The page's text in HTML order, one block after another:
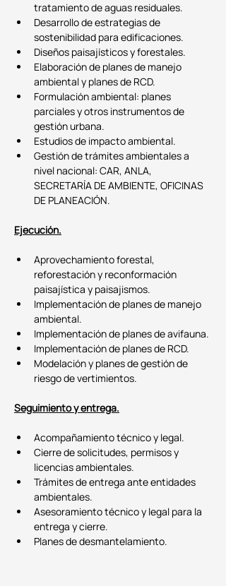
tratamiento de aguas residuales.
Desarrollo de estrategias de
sostenibilidad para edificaciones.
Diseños paisajísticos y forestales.
Elaboración de planes de manejo
ambiental y planes de RCD.
Formulación ambiental: planes
parciales y otros instrumentos de
gestión urbana.
Estudios de impacto ambiental.
Gestión de trámites ambientales a
nivel nacional: CAR, ANLA,
SECRETARÍA DE AMBIENTE, OFICINAS
DE PLANEACIÓN.
Ejecución.
Aprovechamiento forestal,
reforestación y reconformación
paisajística y paisajismos.
Implementación de planes de manejo
ambiental.
Implementación de planes de avifauna.
Implementación de planes de RCD.
Modelación y planes de gestión de
riesgo de vertimientos.
Seguimiento y entrega.
Acompañamiento técnico y legal.
Cierre de solicitudes, permisos y
licencias ambientales.
Trámites de entrega ante entidades
ambientales.
Asesoramiento técnico y legal para la
entrega y cierre.
Planes de desmantelamiento.